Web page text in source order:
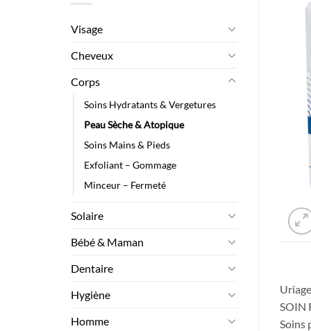
Visage
Cheveux
Corps
Soins Hydratants & Vergetures
Peau Sèche & Atopique
Soins Mains & Pieds
Exfoliant – Gommage
Minceur – Fermeté
Solaire
Bébé & Maman
Dentaire
Hygiène
Homme
SOIN
Soins